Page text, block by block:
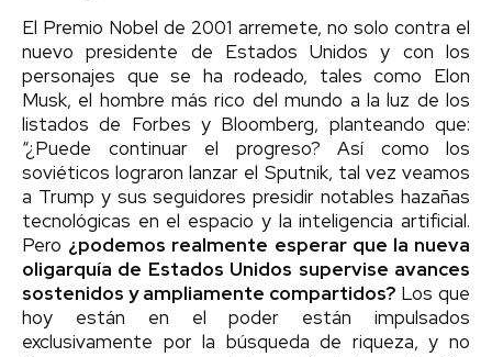
El Premio Nobel de 2001 arremete, no solo contra el
nuevo presidente de Estados Unidos y con los
personajes que se ha rodeado, tales como Elon
Musk, el hombre más rico del mundo a la luz de los
listados de Forbes y Bloomberg, planteando que:
“¿Puede continuar el progreso? Así como los
soviéticos lograron lanzar el Sputnik, tal vez veamos
a Trump y sus seguidores presidir notables hazañas
tecnológicas en el espacio y la inteligencia artificial.
Pero ¿podemos realmente esperar que la nueva
oligarquía de Estados Unidos supervise avances
sostenidos y ampliamente compartidos? Los que
hoy están en el poder están impulsados
exclusivamente por la búsqueda de riqueza, y no